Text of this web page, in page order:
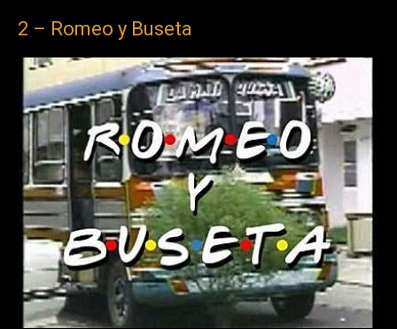
2 – Romeo y Buseta